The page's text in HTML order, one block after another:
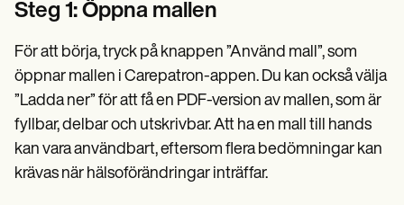
Steg 1: Öppna mallen
För att börja, tryck på knappen ”Använd mall”, som
öppnar mallen i Carepatron-appen. Du kan också välja
”Ladda ner” för att få en PDF-version av mallen, som är
fyllbar, delbar och utskrivbar. Att ha en mall till hands
kan vara användbart, eftersom flera bedömningar kan
krävas när hälsoförändringar inträffar.